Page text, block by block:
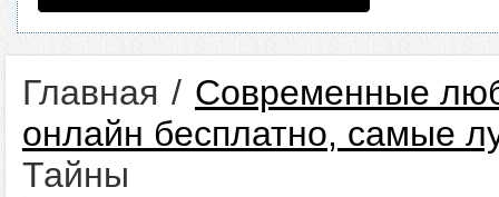
Главная / Современные
онлайн бесплатно, самые
Тайны